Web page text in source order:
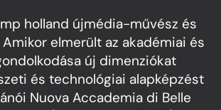
holland újmédia-művész és
elmerült az akadémiai és
új dimenziókat
és technológiai alapképzést
Nuova Accademia di Belle